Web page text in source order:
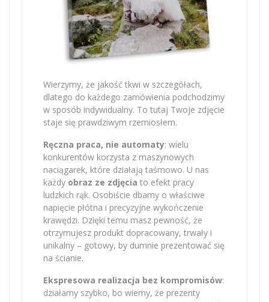
Wierzymy, że jakość tkwi w szczegółach,
dlatego do każdego zamówienia podchodzimy
w sposób indywidualny. To tutaj Twoje zdjęcie
staje się prawdziwym rzemiosłem.
Ręczna praca, nie automaty: wielu
konkurentów korzysta z maszynowych
naciągarek, które działają taśmowo. U nas
każdy obraz ze zdjęcia to efekt pracy
ludzkich rąk. Osobiście dbamy o właściwe
napięcie płótna i precyzyjne wykończenie
krawędzi. Dzięki temu masz pewność, że
otrzymujesz produkt dopracowany, trwały i
unikalny – gotowy, by dumnie prezentować się
na ścianie.
Ekspresowa realizacja bez kompromisów:
działamy szybko, bo wiemy, że prezenty